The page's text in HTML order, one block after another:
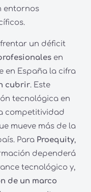
entornos
un déficit
en
en España la cifra
cubrir. Este
tecnológica en
competitividad
mueve más de la
Para Proequity,
dependerá
tecnológico y,
de un marco